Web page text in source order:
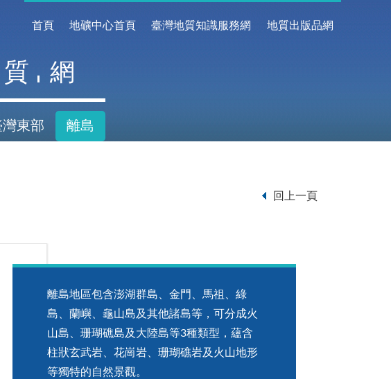
首頁 地礦中心首頁 臺灣地質知識服務網 地質出版品網
質 網
灣東部 離島
回上一頁
離島地區包含澎湖群島、金門、馬祖、綠
島、蘭嶼、龜山島及其他諸島等，可分成火
山島、珊瑚礁島及大陸島等3種類型，蘊含
柱狀玄武岩、花崗岩、珊瑚礁岩及火山地形
等獨特的自然景觀。